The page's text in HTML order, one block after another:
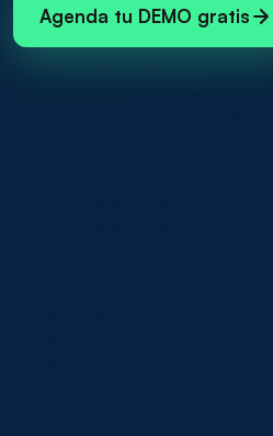
Agenda tu DEMO gratis